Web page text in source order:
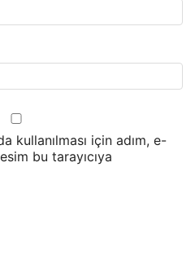
kullanılması için adım, e-
bu tarayıcıya